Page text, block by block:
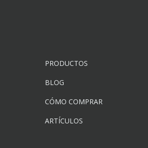
PRODUCTOS
BLOG
CÓMO COMPRAR
ARTÍCULOS